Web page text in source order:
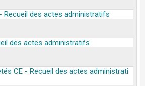
Recueil des actes administratifs
des actes administratifs
CE - Recueil des actes administrati